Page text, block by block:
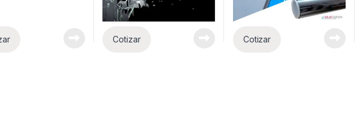
Cotizar Cotizar